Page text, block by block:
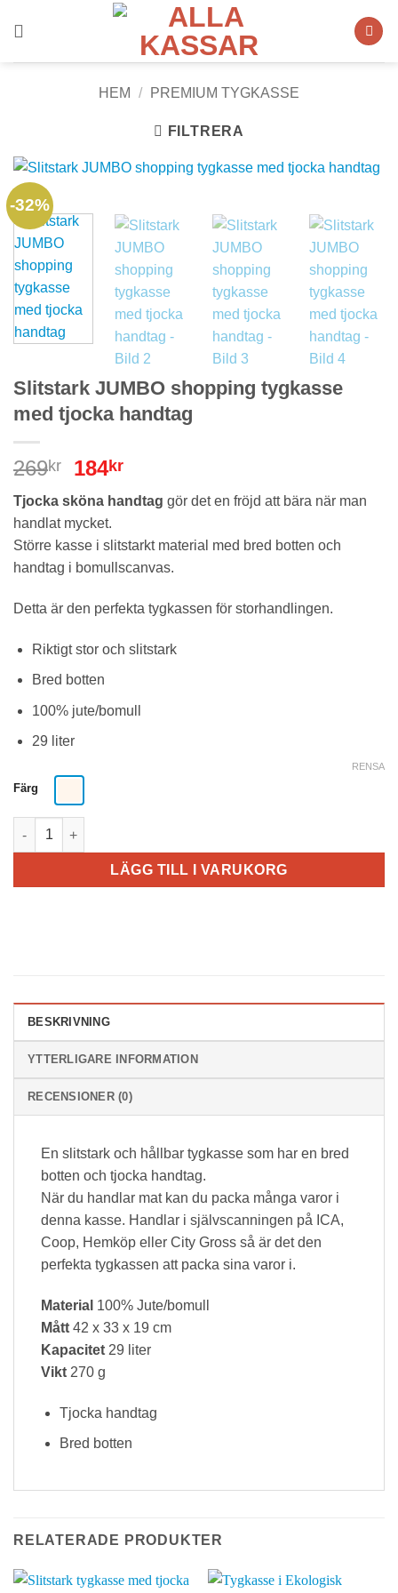
HEM / PREMIUM TYGKASSE
FILTRERA
-32%
Slitstark JUMBO shopping tygkasse
med tjocka handtag
269kr
Det
priset
var:
269kr.
184krDet
priset
184kr.
Tjocka sköna handtag gör det en fröjd att bära när man
handlat mycket.
Större kasse i slitstarkt material med bred botten och
handtag i bomullscanvas.
Detta är den perfekta tygkassen för storhandlingen.
Riktigt stor och slitstark
Bred botten
100% jute/bomull
29 liter
Färg
RENSA
Slitstark JUMBO shopping tygkasse med tjocka handtag
LÄGG TILL I VARUKORG
BESKRIVNING
YTTERLIGARE INFORMATION
RECENSIONER (0)
En slitstark och hållbar tygkasse som har en bred
botten och tjocka handtag.
När du handlar mat kan du packa många varor i
denna kasse. Handlar i självscanningen på ICA,
Coop, Hemköp eller City Gross så är det den
perfekta tygkassen att packa sina varor i.
Material 100% Jute/bomull
Mått 42 x 33 x 19 cm
Kapacitet 29 liter
Vikt 270 g
Tjocka handtag
Bred botten
RELATERADE PRODUKTER